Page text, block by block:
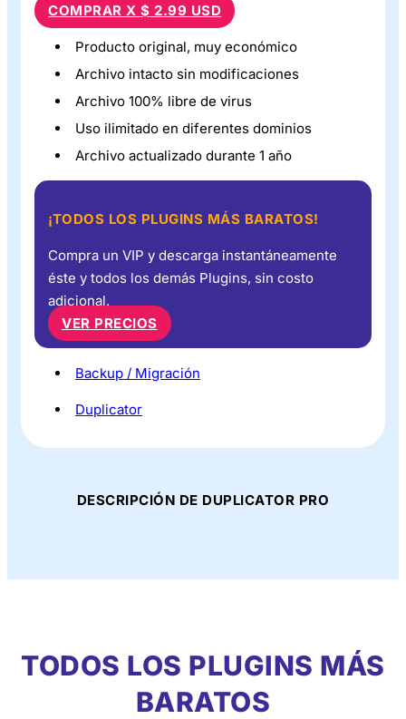
COMPRAR X $ 2.99 USD
Producto original, muy económico
Archivo intacto sin modificaciones
Archivo 100% libre de virus
Uso ilimitado en diferentes dominios
Archivo actualizado durante 1 año
¡TODOS LOS PLUGINS MÁS BARATOS!
Compra un VIP y descarga instantáneamente
éste y todos los demás Plugins, sin costo
adicional.
VER PRECIOS
Backup / Migración
Duplicator
DESCRIPCIÓN DE DUPLICATOR PRO
TODOS LOS PLUGINS MÁS
BARATOS